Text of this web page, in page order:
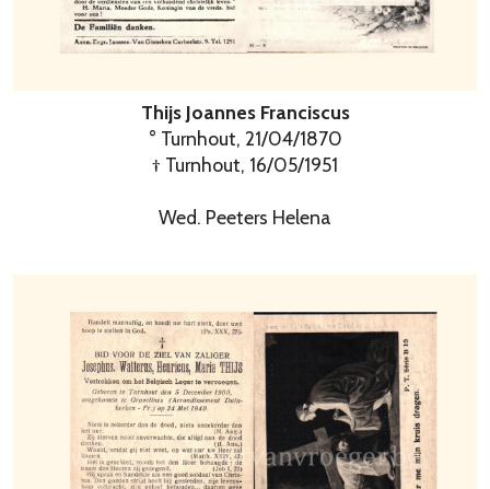
Thijs Joannes Franciscus
° Turnhout, 21/04/1870
† Turnhout, 16/05/1951
Wed. Peeters Helena